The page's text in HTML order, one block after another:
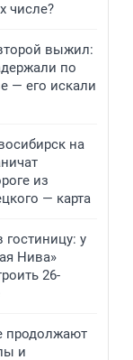
числе?
выжил:
по
— его искали
на
из
— карта
гостиницу: у
Нива»
26-
продолжают
и